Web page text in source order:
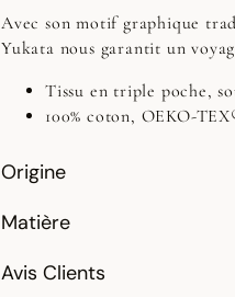
Avec son motif graphique
Yukata nous garantit un
Tissu en triple poche,
100% coton, OEKO-
Origine
Matière
Avis Clients